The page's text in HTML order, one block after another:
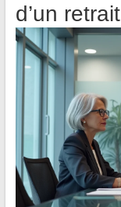
d’un